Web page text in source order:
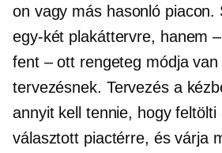
on vagy más hasonló piacon.
egy-két plakáttervre, hanem
fent – ​​ott rengeteg módja
tervezésnek. Tervezés a
annyit kell tennie, hogy
választott piactérre, és várja